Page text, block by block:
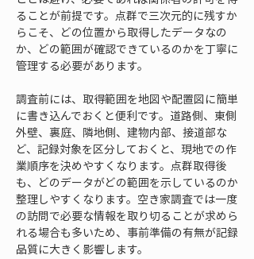
ることが前提です。点群で三次元的に残すか
らこそ、どの位置から取得したデータなの
か、どの範囲が確認できているのかを丁寧に
管理する必要があります。
調査前には、取得範囲を地図や配置図に簡単
に書き込んでおくと便利です。道路側、東側
外壁、裏庭、隣地側、建物内部、接道部な
ど、記録対象を区分しておくと、現地での作
業順序を決めやすくなります。点群取得後
も、どのデータがどの範囲を示しているのか
整理しやすくなります。空き家調査では一度
の訪問で必要な情報を取り切ることが求めら
れる場合も多いため、事前準備の有無が記録
品質に大きく影響します。